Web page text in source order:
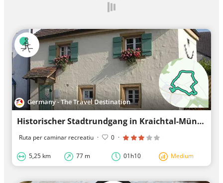
Germany - The Travel Destination
Historischer Stadtrundgang in Kraichtal-Münzesheim
Ruta per caminar recreatiu · 0 ·
5,25 km 77 m 01h10 Medium